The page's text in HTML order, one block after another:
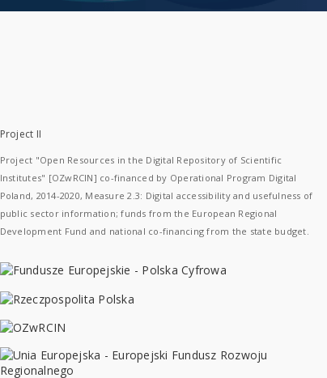
Project II
Project "Open Resources in the Digital Repository of Scientific
Institutes" [OZwRCIN] co-financed by Operational Program Digital
Poland, 2014-2020, Measure 2.3: Digital accessibility and usefulness of
public sector information; funds from the European Regional
Development Fund and national co-financing from the state budget.